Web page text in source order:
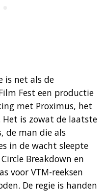
is net als de
Fest een productie
met Proximus, het
Het is zowat de laatste
de man die als
in de wacht sleepte
Breakdown en
voor VTM-reeksen
De regie is handen